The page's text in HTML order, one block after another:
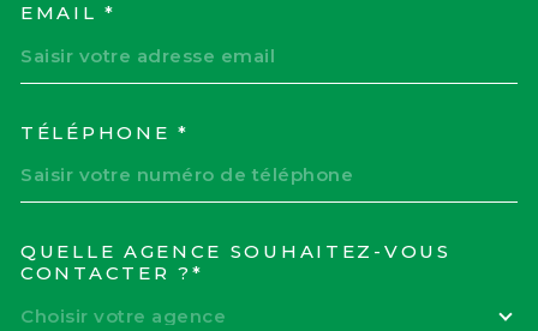
EMAIL *
TÉLÉPHONE *
QUELLE AGENCE SOUHAITEZ-VOUS
CONTACTER ?*
Choisir votre agence